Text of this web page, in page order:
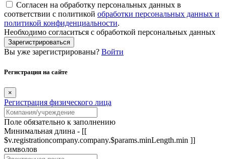
Согласен на обработку персональных данных в
соответствии с политикой обработки персональных данных и
политикой конфиденциальности.
Необходимо согласиться с обработкой персональных данных
Зарегистрироваться
Вы уже зарегистрированы? Войти
Регистрация на сайте
×
Регистрация физического лица
Поле обязательно к заполнению
Минимальная длина - [[
$v.registrationcompany.company.$params.minLength.min ]]
символов